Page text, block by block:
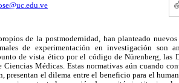
de la postmodernidad, han planteado
de experimentación en investigación son
de vista ético por el código de Nürenberg, las
Médicas. Estas normativas aún cuando
presentan el dilema entre el beneficio para el